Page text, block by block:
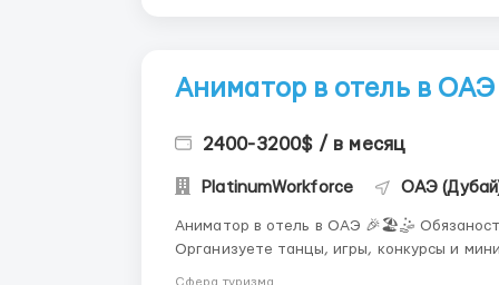
Аниматор в отель в ОАЭ
2400-3200$ / в месяц
PlatinumWorkforce ОАЭ
Аниматор в отель в ОАЭ 🎉🏖️🤹 Обязаности: • 🕺 Проведение развлекательных программ
Организуете танцы, игры, конкурсы и
Сфера туризма